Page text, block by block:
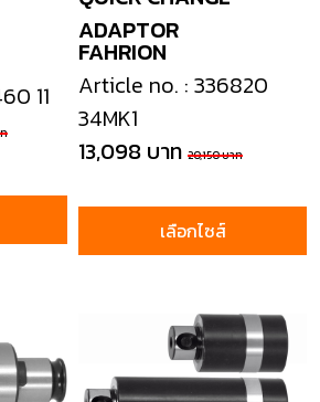
11
FAHRION
ADAPTOR
Article no. : 336820
34MK1
13,098 บาท 20,150 บาท
เลือกไซส์